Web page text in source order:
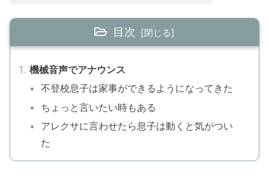
目次
機械音声でアナウンス
不登校息子は家事ができるようになってきた
ちょっと言いたい時もある
アレクサに言わせたら息子は動くと気がつい
た